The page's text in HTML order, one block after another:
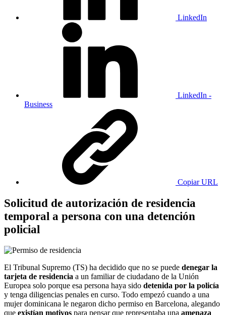
LinkedIn
LinkedIn -
Business
Copiar URL
Solicitud de autorización de residencia
temporal a persona con una detención
policial
El Tribunal Supremo (TS) ha decidido que no se puede denegar la
tarjeta de residencia a un familiar de ciudadano de la Unión
Europea solo porque esa persona haya sido detenida por la policía
y tenga diligencias penales en curso. Todo empezó cuando a una
mujer dominicana le negaron dicho permiso en Barcelona, alegando
que existían motivos para pensar que representaba una amenaza